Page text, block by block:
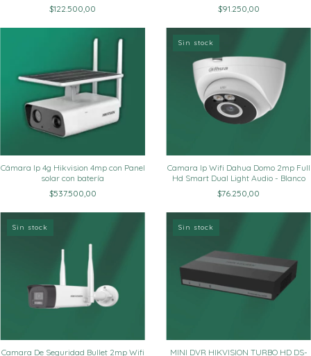
$122.500,00
$91.250,00
Cámara Ip 4g Hikvision 4mp con Panel
solar con batería
$537.500,00
Sin stock
Camara Ip Wifi Dahua Domo 2mp Full
Hd Smart Dual Light Audio - Blanco
$76.250,00
Sin stock
Camara De Seguridad Bullet 2mp Wifi
Sin stock
MINI DVR HIKVISION TURBO HD DS-